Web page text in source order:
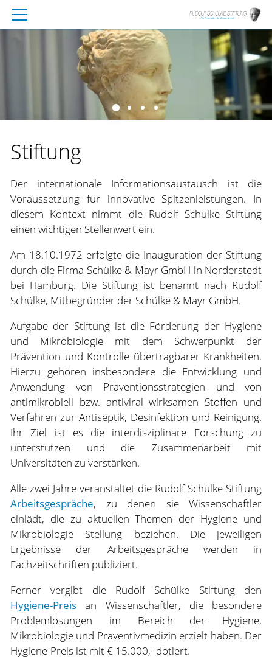
Stiftung
Der internationale Informationsaustausch ist die
Voraussetzung für innovative Spitzenleistungen. In
diesem Kontext nimmt die Rudolf Schülke Stiftung
einen wichtigen Stellenwert ein.
Am 18.10.1972 erfolgte die Inauguration der Stiftung
durch die Firma Schülke & Mayr GmbH in Norderstedt
bei Hamburg. Die Stiftung ist benannt nach Rudolf
Schülke, Mitbegründer der Schülke & Mayr GmbH.
Aufgabe der Stiftung ist die Förderung der Hygiene
und Mikrobiologie mit dem Schwerpunkt der
Prävention und Kontrolle übertragbarer Krankheiten.
Hierzu gehören insbesondere die Entwicklung und
Anwendung von Präventionsstrategien und von
antimikrobiell bzw. antiviral wirksamen Stoffen und
Verfahren zur Antiseptik, Desinfektion und Reinigung.
Ihr Ziel ist es die interdisziplinäre Forschung zu
unterstützen und die Zusammenarbeit mit
Universitäten zu verstärken.
Alle zwei Jahre veranstaltet die Rudolf Schülke Stiftung
Arbeitsgespräche, zu denen sie Wissenschaftler
einlädt, die zu aktuellen Themen der Hygiene und
Mikrobiologie Stellung beziehen. Die jeweiligen
Ergebnisse der Arbeitsgespräche werden in
Fachzeitschriften publiziert.
Ferner vergibt die Rudolf Schülke Stiftung den
Hygiene-Preis an Wissenschaftler, die besondere
Problemlösungen im Bereich der Hygiene,
Mikrobiologie und Präventivmedizin erzielt haben. Der
Hygiene-Preis ist mit € 15.000,- dotiert.